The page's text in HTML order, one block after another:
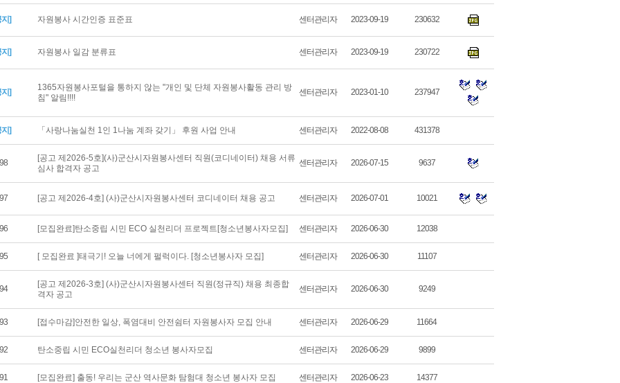
지] 자원봉사 시간인증 표준표 센터관리자 2023-09-19 230632
지] 자원봉사 일감 분류표 센터관리자 2023-09-19 230722
지]
1365자원봉사포털을 통하지 않는 "개인 및 단체 자원봉사활동 관리 방
침" 알림!!!!
센터관리자 2023-01-10 237947
지] 「사랑나눔실천 1인 1나눔 계좌 갖기」 후원 사업 안내 센터관리자 2022-08-08 431378
[공고 제2026-5호](사)군산시자원봉사센터 직원(코디네이터) 채용 서류
심사 합격자 공고
센터관리자 2026-07-15 9637
[공고 제2026-4호] (사)군산시자원봉사센터 코디네이터 채용 공고 센터관리자 2026-07-01 10021
[모집완료]탄소중립 시민 ECO 실천리더 프로젝트[청소년봉사자모집] 센터관리자 2026-06-30 12038
[ 모집완료 ]태극기! 오늘 너에게 펄럭이다. [청소년봉사자 모집] 센터관리자 2026-06-30 11107
[공고 제2026-3호] (사)군산시자원봉사센터 직원(정규직) 채용 최종합
격자 공고
센터관리자 2026-06-30 9249
[접수마감]안전한 일상, 폭염대비 안전쉼터 자원봉사자 모집 안내 센터관리자 2026-06-29 11664
탄소중립 시민 ECO실천리더 청소년 봉사자모집 센터관리자 2026-06-29 9899
[모집완료] 출동! 우리는 군산 역사문화 탐험대 청소년 봉사자 모집 센터관리자 2026-06-23 14377